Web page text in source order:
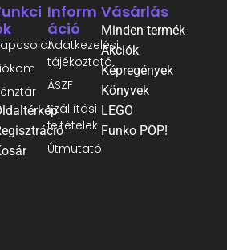
Inform
Áció
Adatkezelési
tájékoztató
ÁSZF
Szállítási
feltételek
Útmutató
Vásárlás
Minden termék
Akciók
Képregények
Könyvek
LEGO
Funko POP!